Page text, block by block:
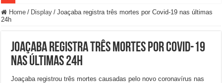
Home / Display / Joaçaba registra três mortes por Covid-19 nas últimas
24h
Joaçaba registra três mortes por Covid-19
nas últimas 24h
Joaçaba registrou três mortes causadas pelo novo coronavírus nas